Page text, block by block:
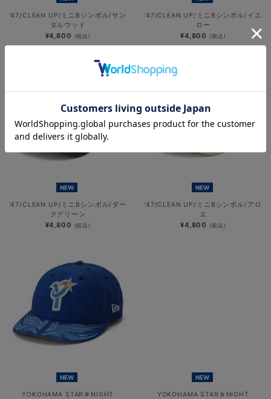
’47/CLEAN UP/ミニBシンボル/サン
ダルウッド
¥4,800 (税込)
’47/CLEAN UP/ミニBシンボル/イエ
ロー
¥4,800 (税込)
NEW
’47/CLEAN UP/ミニBシンボル/ダー
クグリーン
¥4,800 (税込)
NEW
’47/CLEAN UP/ミニBシンボル/アロ
エ
¥4,800 (税込)
NEW
YOKOHAMA STAR☆NIGHT
NEW
YOKOHAMA STAR☆NIGHT